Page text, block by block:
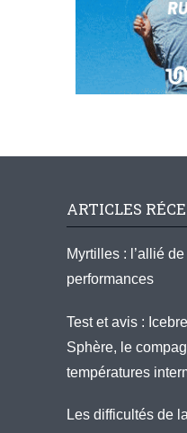
ARTICLES
Myrtilles : l’allié
performances
Test et avis :
Sphère, le
températures
Les difficultés de